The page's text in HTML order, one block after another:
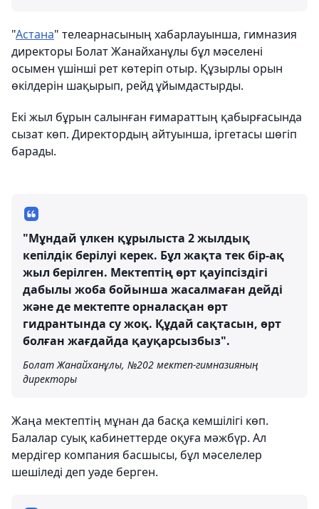
"Астана" телеарнасының хабарлауынша, гимназия
директоры Болат Жанайханұлы бұл мәселені
осымен үшінші рет көтеріп отыр. Құзырлы орын
өкілдерін шақырып, рейд ұйымдастырды.
Екі жыл бұрын салынған ғимараттың қабырғасында
сызат көп. Директордың айтуынша, іргетасы шөгіп
барады.
"Мұндай үлкен құрылыста 2 жылдық
кепілдік берілуі керек. Бұл жақта тек бір-ақ
жыл берілген. Мектептің өрт қауіпсіздігі
дабылы жоба бойынша жасалмаған дейді
және де мектепте орналасқан өрт
гидрантында су жоқ. Құдай сақтасын, өрт
болған жағдайда қауқарсызбыз".
Болат Жанайханұлы, №202 мектеп-гимназияның
директоры
Жаңа мектептің мұнан да басқа кемшілігі көп.
Балалар суық кабинеттерде оқуға мәжбүр. Ал
мердігер компания басшысы, бұл мәселелер
шешіледі деп уәде берген.